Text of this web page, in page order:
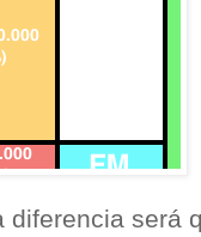
diferencia será